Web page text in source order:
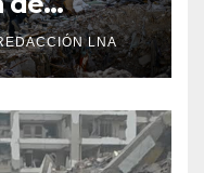
entre los
LNA